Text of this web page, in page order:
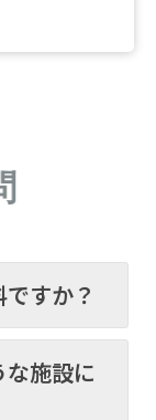
すか？
施設に